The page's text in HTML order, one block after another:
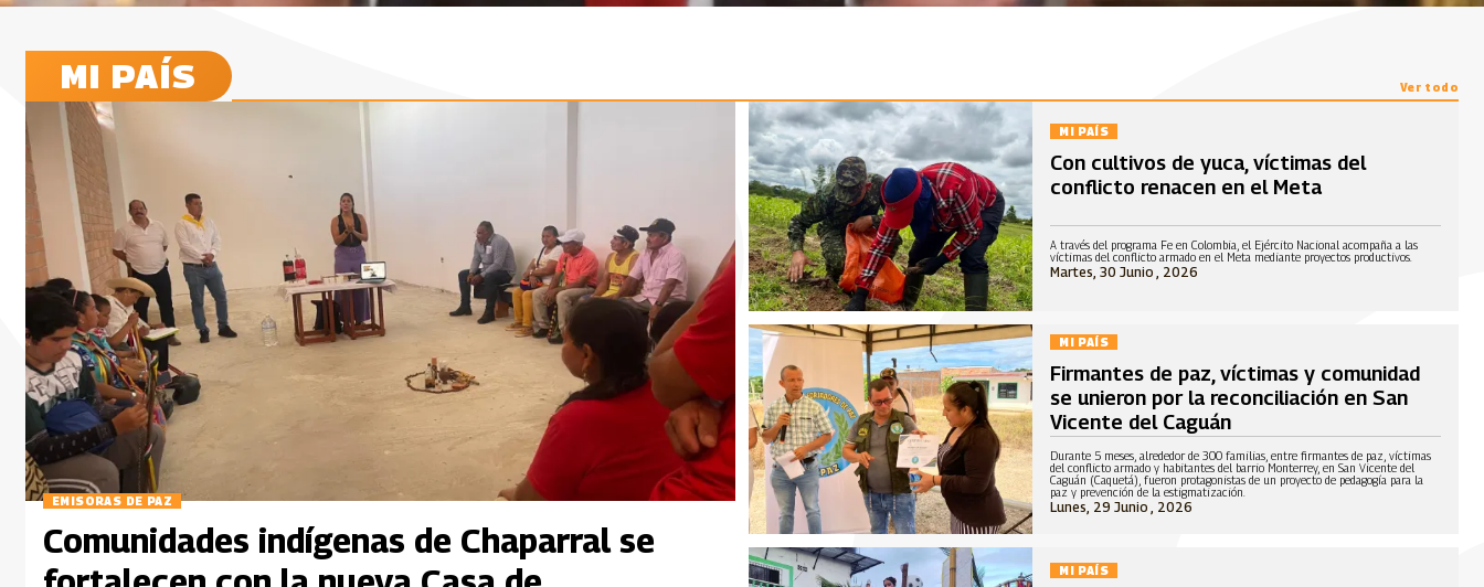
MI PAÍS Ver todo
EMISORAS DE PAZ
Comunidades indígenas de Chaparral se
MI PAÍS
Martes, 30 Junio , 2026
Con cultivos de yuca, víctimas del
conflicto renacen en el Meta
A través del programa Fe en Colombia, el Ejército Nacional acompaña a las
víctimas del conflicto armado en el Meta mediante proyectos productivos.
MI PAÍS
Lunes, 29 Junio , 2026
Firmantes de paz, víctimas y comunidad
se unieron por la reconciliación en San
Vicente del Caguán
Durante 5 meses, alrededor de 300 familias, entre firmantes de paz, víctimas
del conflicto armado y habitantes del barrio Monterrey, en San Vicente del
Caguán (Caquetá), fueron protagonistas de un proyecto de pedagogía para la
paz y prevención de la estigmatización.
MI PAÍS